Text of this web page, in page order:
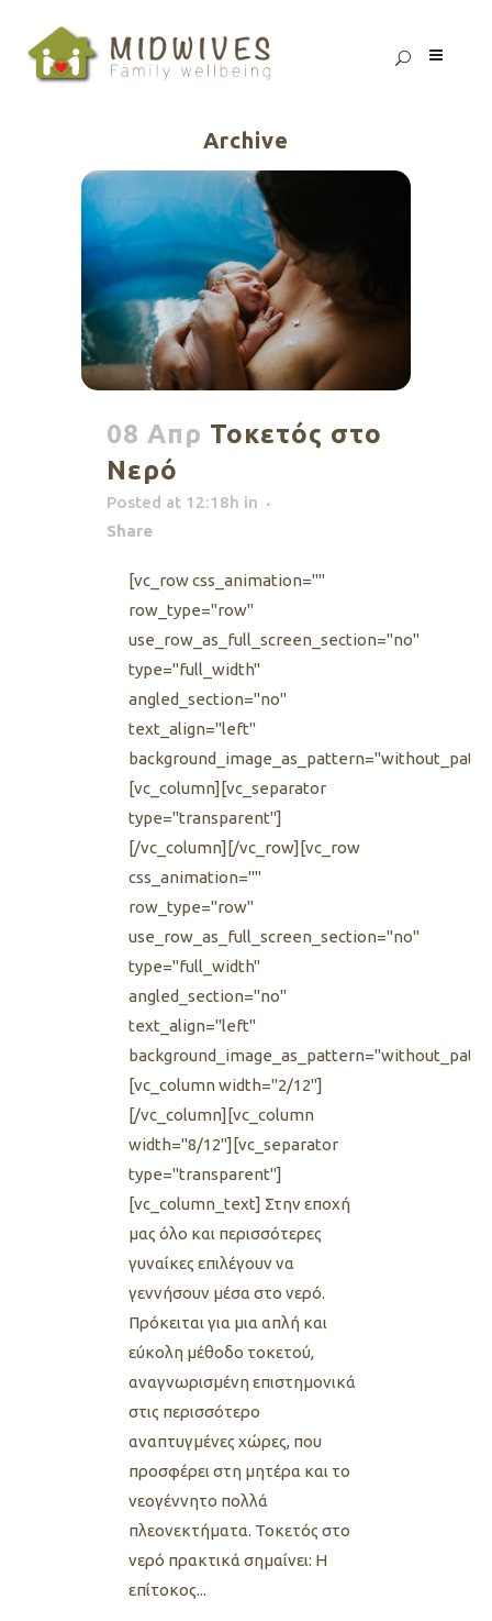
Archive
08 Απρ Τοκετός στο
Νερό
Posted at 12:18h in
Share
[vc_row css_animation=""
row_type="row"
use_row_as_full_screen_section="no"
type="full_width"
angled_section="no"
text_align="left"
[vc_column][vc_separator
type="transparent"]
[/vc_column][/vc_row][vc_row
css_animation=""
row_type="row"
use_row_as_full_screen_section="no"
type="full_width"
angled_section="no"
text_align="left"
[vc_column width="2/12"]
[/vc_column][vc_column
width="8/12"][vc_separator
type="transparent"]
[vc_column_text] Στην εποχή
μας όλο και περισσότερες
γυναίκες επιλέγουν να
γεννήσουν μέσα στο νερό.
Πρόκειται για μια απλή και
εύκολη μέθοδο τοκετού,
αναγνωρισμένη επιστημονικά
στις περισσότερο
αναπτυγμένες χώρες, που
προσφέρει στη μητέρα και το
νεογέννητο πολλά
πλεονεκτήματα. Τοκετός στο
νερό πρακτικά σημαίνει: Η
επίτοκος...